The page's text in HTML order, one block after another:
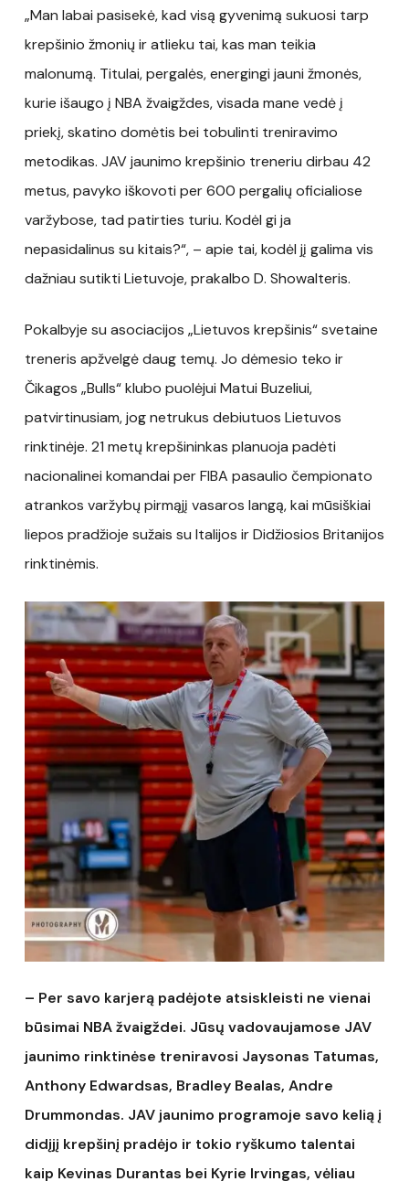
„Man labai pasisekė, kad visą gyvenimą sukuosi tarp
krepšinio žmonių ir atlieku tai, kas man teikia
malonumą. Titulai, pergalės, energingi jauni žmonės,
kurie išaugo į NBA žvaigždes, visada mane vedė į
priekį, skatino domėtis bei tobulinti treniravimo
metodikas. JAV jaunimo krepšinio treneriu dirbau 42
metus, pavyko iškovoti per 600 pergalių oficialiose
varžybose, tad patirties turiu. Kodėl gi ja
nepasidalinus su kitais?“, – apie tai, kodėl jį galima vis
dažniau sutikti Lietuvoje, prakalbo D. Showalteris.
Pokalbyje su asociacijos „Lietuvos krepšinis“ svetaine
treneris apžvelgė daug temų. Jo dėmesio teko ir
Čikagos „Bulls“ klubo puolėjui Matui Buzeliui,
patvirtinusiam, jog netrukus debiutuos Lietuvos
rinktinėje. 21 metų krepšininkas planuoja padėti
nacionalinei komandai per FIBA pasaulio čempionato
atrankos varžybų pirmąjį vasaros langą, kai mūsiškiai
liepos pradžioje sužais su Italijos ir Didžiosios Britanijos
rinktinėmis.
– Per savo karjerą padėjote atsiskleisti ne vienai
būsimai NBA žvaigždei. Jūsų vadovaujamose JAV
jaunimo rinktinėse treniravosi Jaysonas Tatumas,
Anthony Edwardsas, Bradley Bealas, Andre
Drummondas. JAV jaunimo programoje savo kelią į
didįjį krepšinį pradėjo ir tokio ryškumo talentai
kaip Kevinas Durantas bei Kyrie Irvingas, vėliau